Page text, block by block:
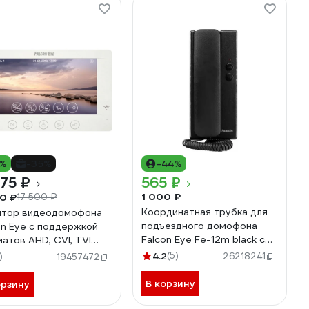
₽
₽17 500 ₽
видеодомофона
Eye с поддержкой
AHD, CVI, TVI
HD Wi-Fi 00- 19457472
-44%
565 ₽
1 000 ₽
Координатная трубка для
подъездного домофона
Falcon Eye Fe-12m black с
2-х проводной системой
4.2(5) 26218241
В корзину